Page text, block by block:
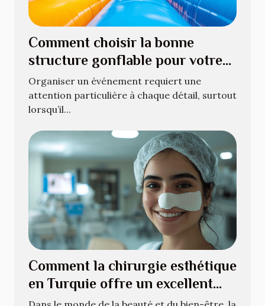
Comment choisir la bonne
structure gonflable pour votre
événement
Organiser un événement requiert une
attention particulière à chaque détail, surtout
lorsqu’il...
Comment la chirurgie esthétique
en Turquie offre un excellent
rapport qualité-prix